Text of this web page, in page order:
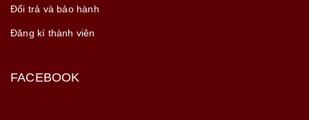
Đổi trả và bảo hành
Đăng kí thành viên
FACEBOOK